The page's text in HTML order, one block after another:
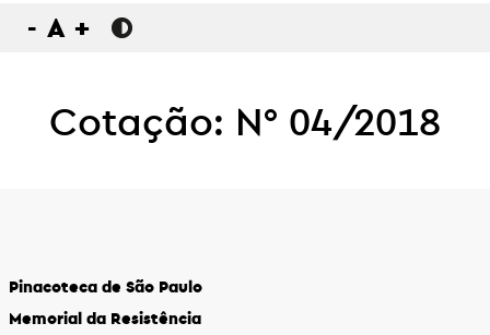
- A +
Cotação: N° 04/2018
Pinacoteca de São Paulo
Memorial da Resistência